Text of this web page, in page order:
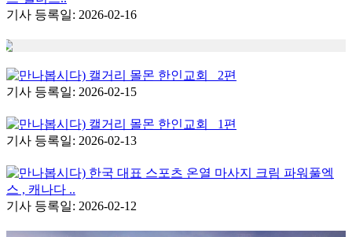
기사 등록일: 2026-02-16
만나봅시다) 캘거리 몰몬 한인교회 _2편
기사 등록일: 2026-02-15
만나봅시다) 캘거리 몰몬 한인교회 _1편
기사 등록일: 2026-02-13
만나봅시다) 한국 대표 스포츠 온열 마사지 크림 파워풀엑
스 , 캐나다 ..
기사 등록일: 2026-02-12